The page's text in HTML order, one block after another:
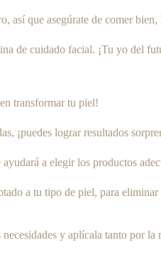
que asegúrate de comer
de cuidado facial. ¡Tu yo del
transformar tu piel!
¡puedes lograr resultados
a elegir los productos
a tu tipo de piel, para
y aplícala tanto por la